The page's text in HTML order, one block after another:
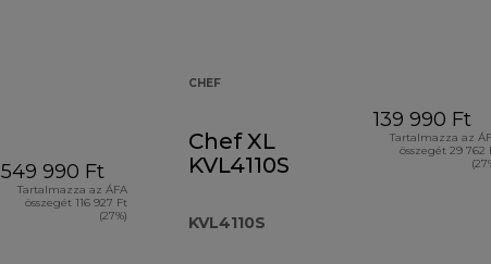
549 990 Ft
Tartalmazza az ÁFA
összegét 116 927 Ft
(27%)
CHEF
Chef XL
KVL4110S
KVL4110S
139 990 Ft
Tartalmazza az
összegét 29 762